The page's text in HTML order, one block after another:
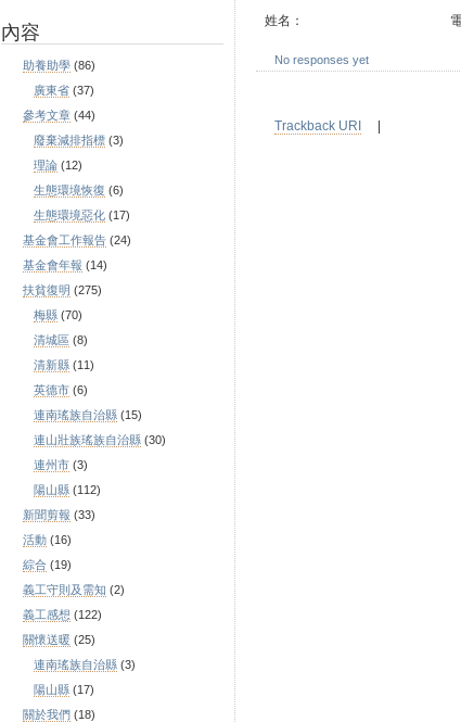
姓名： 電話
No responses yet
Trackback URI
內容
助養助學 (86)
廣東省 (37)
參考文章 (44)
廢棄減排指標 (3)
理論 (12)
生態環境恢復 (6)
生態環境惡化 (17)
基金會工作報告 (24)
基金會年報 (14)
扶貧復明 (275)
梅縣 (70)
清城區 (8)
清新縣 (11)
英德市 (6)
連南瑤族自治縣 (15)
連山壯族瑤族自治縣 (30)
連州市 (3)
陽山縣 (112)
新聞剪報 (33)
活動 (16)
綜合 (19)
義工守則及需知 (2)
義工感想 (122)
關懷送暖 (25)
連南瑤族自治縣 (3)
陽山縣 (17)
關於我們 (18)